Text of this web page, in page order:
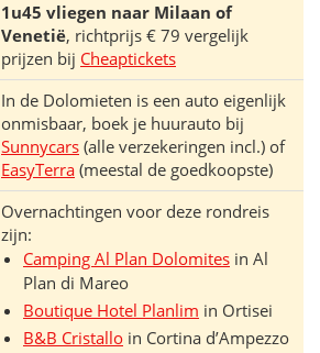
1u45 vliegen naar Milaan of
Venetië, richtprijs € 79 vergelijk
prijzen bij Cheaptickets
In de Dolomieten is een auto eigenlijk
onmisbaar, boek je huurauto bij
Sunnycars (alle verzekeringen incl.) of
EasyTerra (meestal de goedkoopste)
Overnachtingen voor deze rondreis
zijn:
Camping Al Plan Dolomites in Al
Plan di Mareo
Boutique Hotel Planlim in Ortisei
B&B Cristallo in Cortina dʼAmpezzo